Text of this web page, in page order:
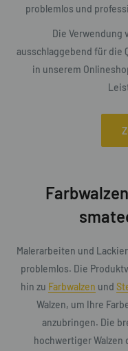
problemlos und
Die Verwendung
ausschlaggebend für die
in unserem
Malerarbeiten und
problemlos. Die
hin zu Farbwalzen und
Walzen, um Ihre
anzubringen. Die
hochwertiger